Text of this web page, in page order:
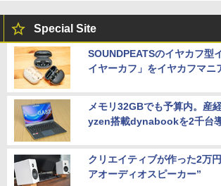
Special Site
SOUNDPEATSのイヤカフ型
イヤーカフ」をイヤカフマニ
メモリ32GBでも予算内。産
yzen搭載dynabookを2千台
クリエイティブが作った2万
アオーディオスピーカー”